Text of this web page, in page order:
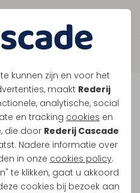
kunnen zijn en voor het
maakt Rederij
analytische, social
en tracking cookies en
die door Rederij Cascade
Nadere informatie over
in onze cookies policy.
te klikken, gaat u akkoord
cookies bij bezoek aan
je vaartover de
gaan
door.
rondvaarten